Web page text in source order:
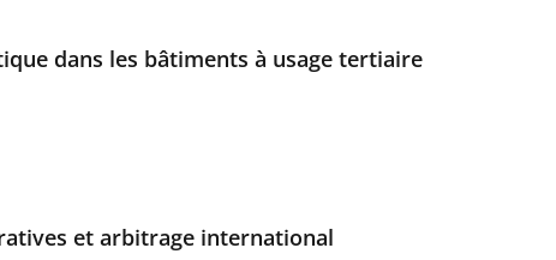
dans les bâtiments à usage tertiaire
et arbitrage international